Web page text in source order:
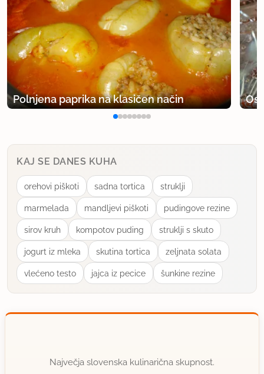
Polnjena paprika na klasičen način
KAJ SE DANES KUHA
orehovi piškoti sadna tortica struklji
marmelada mandljevi piškoti pudingove rezine
sirov kruh kompotov puding struklji s skuto
jogurt iz mleka skutina tortica zeljnata solata
vlećeno testo jajca iz pecice šunkine rezine
Največja slovenska kulinarična skupnost.